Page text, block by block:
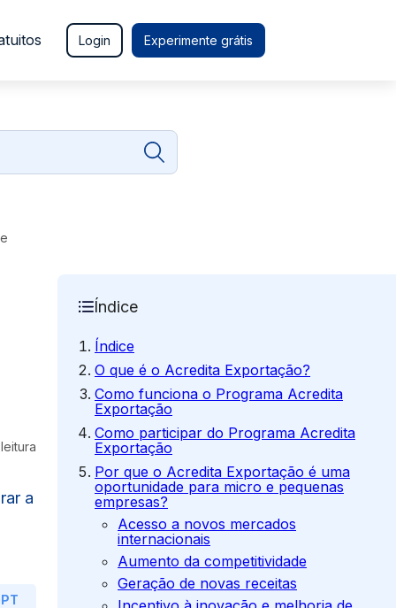
Login Experimente grátis
a
Índice
Índice
O que é o Acredita Exportação?
Como funciona o Programa Acredita
Exportação
Como participar do Programa Acredita
Exportação
Por que o Acredita Exportação é uma
oportunidade para micro e pequenas
empresas?
Acesso a novos mercados
internacionais
Aumento da competitividade
Geração de novas receitas